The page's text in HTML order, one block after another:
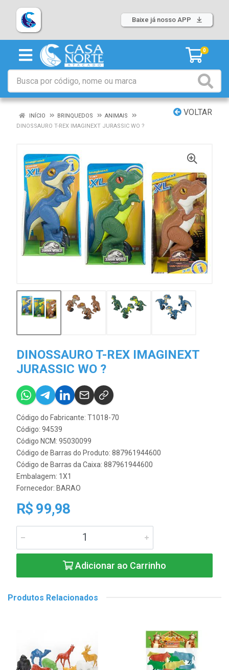
Baixe já nosso APP
0
VOLTAR
INÍCIO BRINQUEDOS
ANIMAIS
DINOSSAURO T-REX IMAGINEXT JURASSIC WO ?
DINOSSAURO T-REX IMAGINEXT
JURASSIC WO ?
Código do Fabricante: T1018-70
Código: 94539
Código NCM: 95030099
Código de Barras do Produto: 887961944600
Código de Barras da Caixa: 887961944600
Embalagem: 1X1
Fornecedor: BARAO
R$ 99,98
Adicionar ao Carrinho
Produtos Relacionados